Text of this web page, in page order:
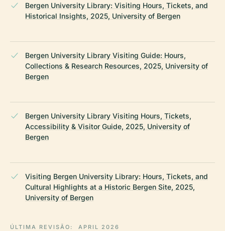
Bergen University Library: Visiting Hours, Tickets, and
Historical Insights, 2025, University of Bergen
Bergen University Library Visiting Guide: Hours,
Collections & Research Resources, 2025, University of
Bergen
Bergen University Library Visiting Hours, Tickets,
Accessibility & Visitor Guide, 2025, University of
Bergen
Visiting Bergen University Library: Hours, Tickets, and
Cultural Highlights at a Historic Bergen Site, 2025,
University of Bergen
ÚLTIMA REVISÃO: APRIL 2026